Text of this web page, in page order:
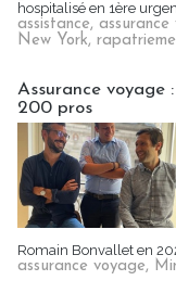
hospitalisé en 1ère
assistance, assurance
New York,
Assurance
200 pros
Romain Bonvallet en
assurance voyage,